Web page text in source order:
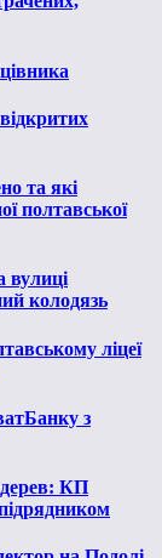
та які
полтавської
вулиці
колодязь
ліцеї
з
КП